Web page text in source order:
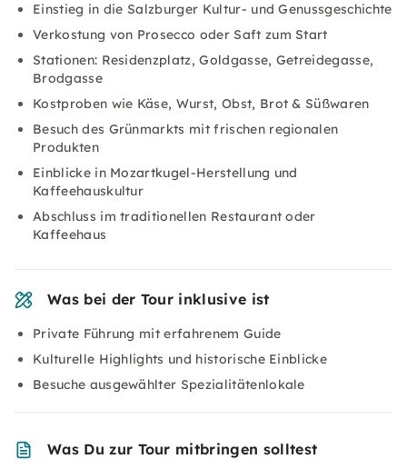
Einstieg in die Salzburger Kultur- und Genussgeschichte
Verkostung von Prosecco oder Saft zum Start
Stationen: Residenzplatz, Goldgasse, Getreidegasse,
Brodgasse
Kostproben wie Käse, Wurst, Obst, Brot & Süßwaren
Besuch des Grünmarkts mit frischen regionalen
Produkten
Einblicke in Mozartkugel-Herstellung und
Kaffeehauskultur
Abschluss im traditionellen Restaurant oder
Kaffeehaus
Was bei der Tour inklusive ist
Private Führung mit erfahrenem Guide
Kulturelle Highlights und historische Einblicke
Besuche ausgewählter Spezialitätenlokale
Was Du zur Tour mitbringen solltest